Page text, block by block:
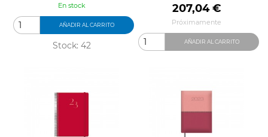
En stock
AÑADIR AL CARRITO
Stock: 42
Precio
207,04 €
Próximamente
AÑADIR AL CARRITO